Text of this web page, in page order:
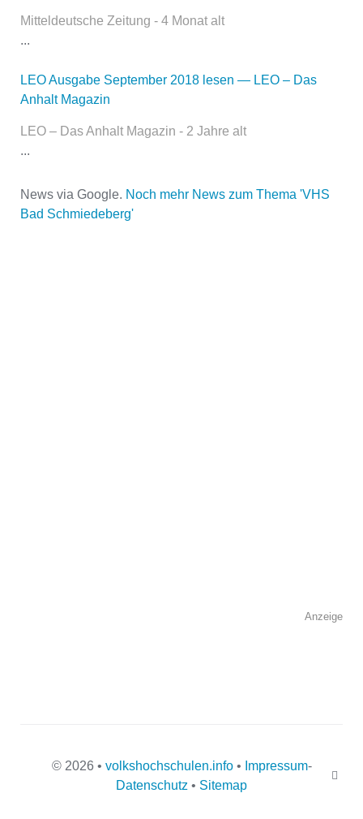
E-Mail*
Webseite
Mitteldeutsche Zeitung - 4 Monat alt
...
LEO Ausgabe September 2018 lesen — LEO – Das
Anhalt Magazin
LEO – Das Anhalt Magazin - 2 Jahre alt
...
News via Google. Noch mehr News zum Thema 'VHS
Bad Schmiedeberg'
Anzeige
© 2026 • volkshochschulen.info• Impressum-
Datenschutz • Sitemap